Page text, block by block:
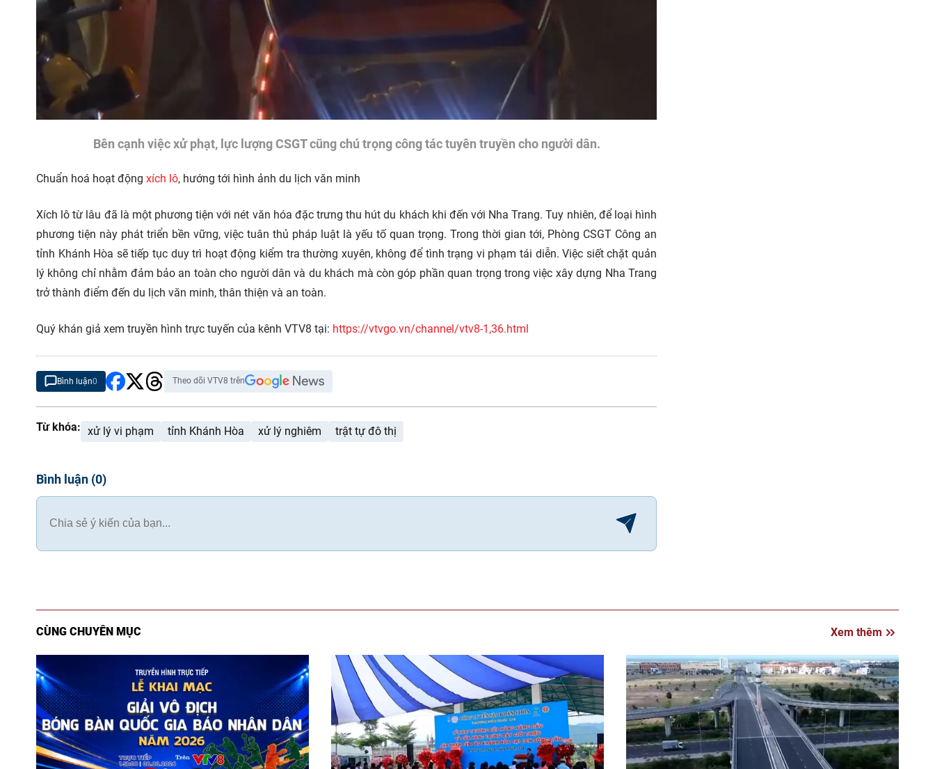
Bên cạnh việc xử phạt, lực lượng CSGT cũng chú trọng công tác tuyên truyền cho người dân.
Chuẩn hoá hoạt động xích lô, hướng tới hình ảnh du lịch văn minh
Xích lô từ lâu đã là một phương tiện với nét văn hóa đặc trưng thu hút du khách khi đến với Nha Trang. Tuy nhiên, để loại hình
phương tiện này phát triển bền vững, việc tuân thủ pháp luật là yếu tố quan trọng. Trong thời gian tới, Phòng CSGT Công an
tỉnh Khánh Hòa sẽ tiếp tục duy trì hoạt động kiểm tra thường xuyên, không để tình trạng vi phạm tái diễn. Việc siết chặt quản
lý không chỉ nhằm đảm bảo an toàn cho người dân và du khách mà còn góp phần quan trọng trong việc xây dựng Nha Trang
trở thành điểm đến du lịch văn minh, thân thiện và an toàn.
Quý khán giả xem truyền hình trực tuyến của kênh VTV8 tại: https://vtvgo.vn/channel/vtv8-1,36.html
Bình luận0 Theo dõi VTV8 trên
Từ khóa: xử lý vi phạm tỉnh Khánh Hòa xử lý nghiêm trật tự đô thị
Bình luận (0)
CÙNG CHUYÊN MỤC Xem thêm